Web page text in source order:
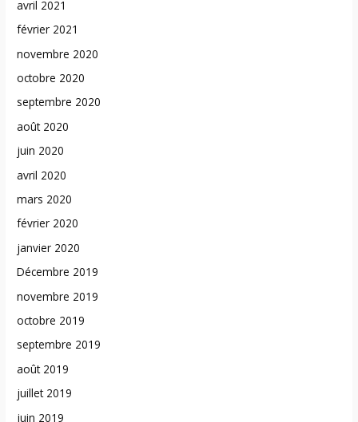
avril 2021
février 2021
novembre 2020
octobre 2020
septembre 2020
août 2020
juin 2020
avril 2020
mars 2020
février 2020
janvier 2020
Décembre 2019
novembre 2019
octobre 2019
septembre 2019
août 2019
juillet 2019
juin 2019